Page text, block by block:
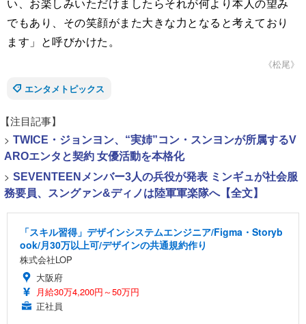
でもあり、その笑顔がまた大きな力となると考えており
ます」と呼びかけた。
《松尾》
エンタメトピックス
【注目記事】
> TWICE・ジョンヨン、“実姉”コン・スンヨンが所属するV
AROエンタと契約 女優活動を本格化
> SEVENTEENメンバー3人の兵役が発表 ミンギュが社会服
務要員、スングァン&ディノは陸軍軍楽隊へ【全文】
「スキル習得」デザインシステムエンジニア/Figma・Storyb
ook/月30万以上可/デザインの共通規約作り
株式会社LOP
大阪府
月給30万4,200円～50万円
正社員